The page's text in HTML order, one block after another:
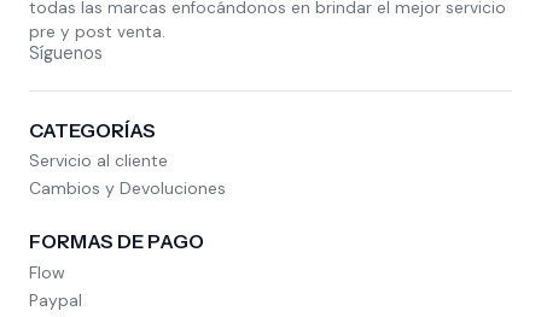
todas las marcas enfocándonos en brindar el mejor servicio
pre y post venta.
Síguenos
CATEGORÍAS
Servicio al cliente
Cambios y Devoluciones
FORMAS DE PAGO
Flow
Paypal